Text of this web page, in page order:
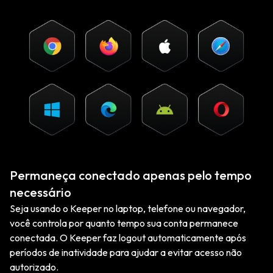
Permaneça conectado apenas pelo tempo
necessário
Seja usando o Keeper no laptop, telefone ou navegador,
você controla por quanto tempo sua conta permanece
conectada. O Keeper faz logout automaticamente após
períodos de inatividade para ajudar a evitar acesso não
autorizado.